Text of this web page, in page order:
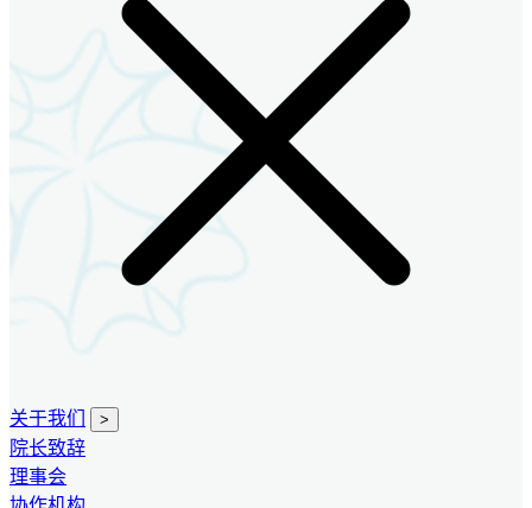
关于我们 >
院长致辞
理事会